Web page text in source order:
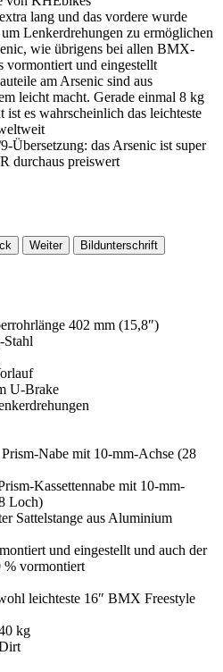
Weiter Bildunterschrift
402 mm (15,8″)
Stahl
U-Brake
Nabe mit 10-mm-Achse (28
Kassettennabe mit 10-mm-
Loch)
Sattelstange aus Aluminium
und eingestellt und auch der
% vormontiert
leichteste 16″ BMX Freestyle
kg